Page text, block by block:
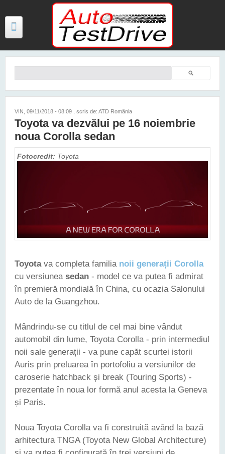
Mergi la conţinutul principal
TESTE
FOTO
CONTACT
Căutare
VIN, 09/11/2018 - 08:09 , scris de: ATD România
Toyota va dezvălui pe 16 noiembrie
noua Corolla sedan
Fotocredit: Toyota
Toyotava completa familia noii generații Corolla
cu versiunea sedan - model ce va putea fi admirat
în premieră mondială în China, cu ocazia Salonului
Auto de la Guangzhou.
Mândrindu-se cu titlul de cel mai bine vândut
automobil din lume, Toyota Corolla - prin intermediul
noii sale generații - va pune capăt scurtei istorii
Auris prin preluarea în portofoliu a versiunilor de
caroserie hatchback și break (Touring Sports) -
prezentate în noua lor formă anul acesta la Geneva
și Paris.
Noua Toyota Corolla va fi construită având la bază
arhitectura TNGA (Toyota New Global Architecture)